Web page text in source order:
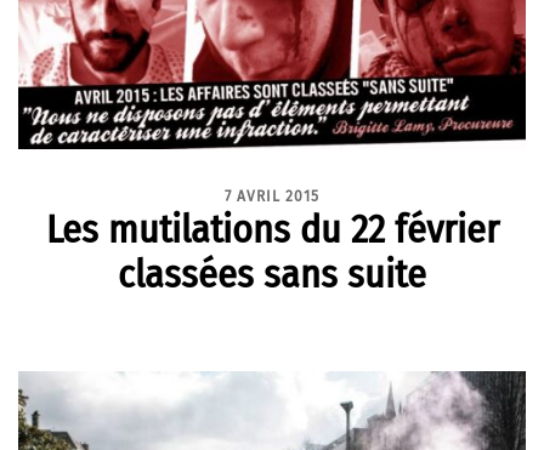
7 AVRIL 2015
Les mutilations du 22 février
classées sans suite